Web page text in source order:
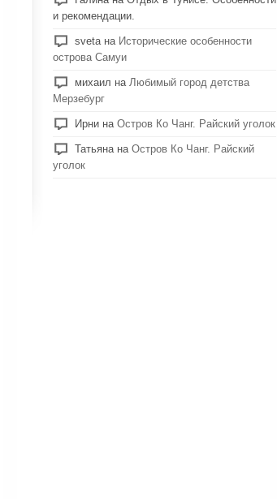
и рекомендации.
sveta на Исторические особенности
острова Самуи
михаил на Любимый город детства
Мерзебург
Ирни на Остров Ко Чанг. Райский уголок
Татьяна на Остров Ко Чанг. Райский
уголок